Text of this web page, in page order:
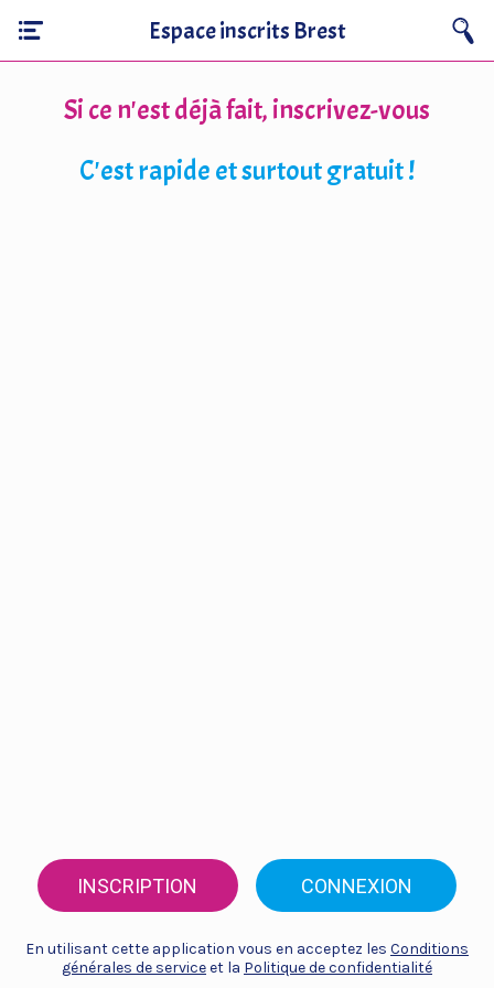
Espace inscrits Brest
Si ce n'est déjà fait, inscrivez-vous
C'est rapide et surtout gratuit !
INSCRIPTION CONNEXION
En utilisant cette application vous en acceptez les Conditions
générales de serviceet la Politique de confidentialité